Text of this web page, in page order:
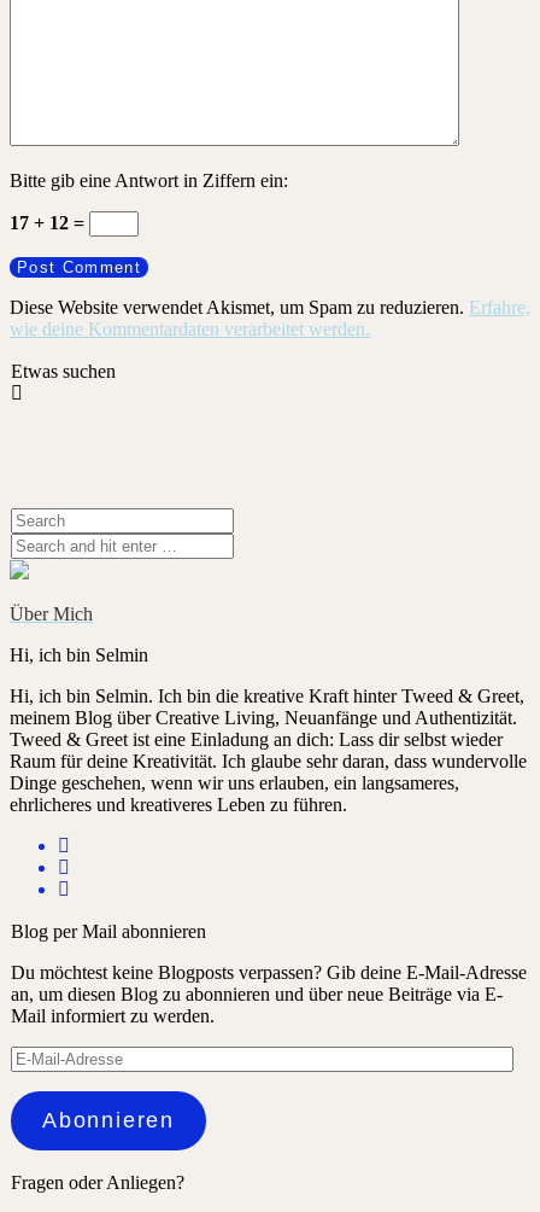
Bitte gib eine Antwort in Ziffern ein:
17 + 12 =
Diese Website verwendet Akismet, um Spam zu reduzieren. Erfahre,
wie deine Kommentardaten verarbeitet werden.
Etwas suchen
Über Mich
Hi, ich bin Selmin
Hi, ich bin Selmin. Ich bin die kreative Kraft hinter Tweed & Greet,
meinem Blog über Creative Living, Neuanfänge und Authentizität.
Tweed & Greet ist eine Einladung an dich: Lass dir selbst wieder
Raum für deine Kreativität. Ich glaube sehr daran, dass wundervolle
Dinge geschehen, wenn wir uns erlauben, ein langsameres,
ehrlicheres und kreativeres Leben zu führen.
Blog per Mail abonnieren
Du möchtest keine Blogposts verpassen? Gib deine E-Mail-Adresse
an, um diesen Blog zu abonnieren und über neue Beiträge via E-
Mail informiert zu werden.
E-
Mail-
Adresse
Abonnieren
Fragen oder Anliegen?